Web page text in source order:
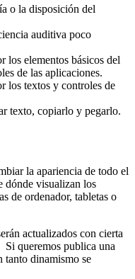
o la disposición del
auditiva poco
los elementos básicos del
de las aplicaciones.
los textos y controles de
texto, copiarlo y pegarlo.
la apariencia de todo el
dónde visualizan los
de ordenador, tabletas o
actualizados con cierta
Si queremos publica una
tanto dinamismo se